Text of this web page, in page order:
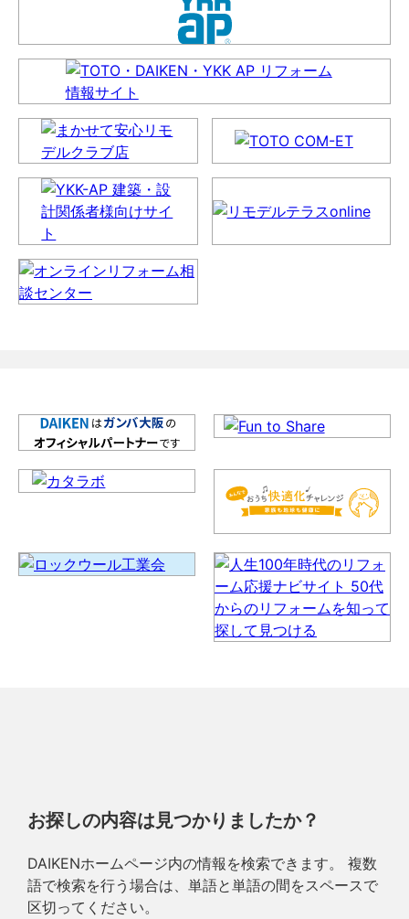
お探しの内容は見つかりましたか？
DAIKENホームページ内の情報を検索できます。 複数
語で検索を行う場合は、単語と単語の間をスペースで
区切ってください。